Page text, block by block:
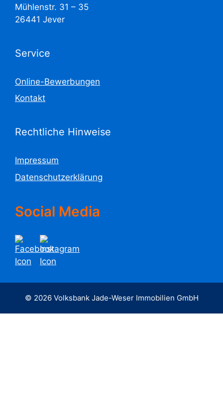
Mühlenstr. 31 – 35
26441 Jever
Service
Online-Bewerbungen
Kontakt
Rechtliche Hinweise
Impressum
Datenschutzerklärung
Social Media
© 2026 Volksbank Jade-Weser Immobilien GmbH